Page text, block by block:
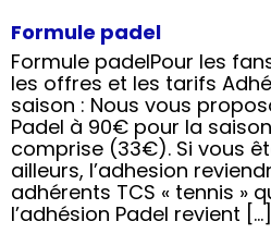
Formule padel
Formule padelPour les
les offres et les tarifs
saison : Nous vous
Padel à 90€ pour la
comprise (33€). Si vous
ailleurs, l’adhesion
adhérents TCS « tennis »
l’adhésion Padel revient […]